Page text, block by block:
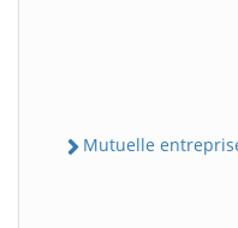
Mutuelle